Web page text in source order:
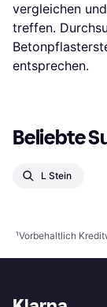
vergleichen
treffen.
entsprechen.
Beliebte
L Stein
¹Vorbehaltlich